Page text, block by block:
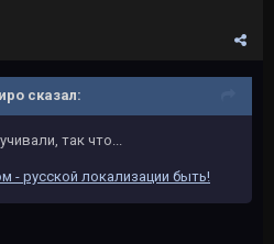
сказал:
так что...
- русской локализации быть!